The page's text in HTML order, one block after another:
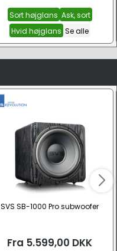
Sort højglans Ask, sort
Hvid højglans Se alle
SVS SB-1000 Pro subwoofer
Fra 5.599,00 DKK